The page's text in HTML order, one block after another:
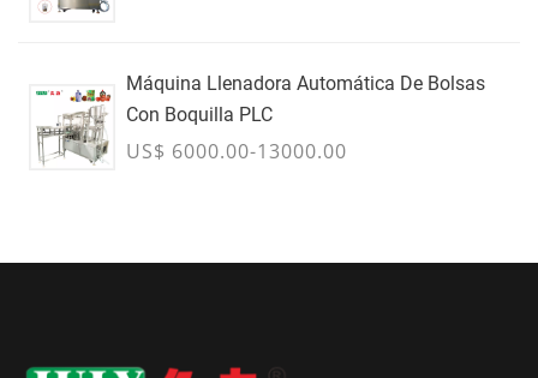
Máquina Llenadora Automática De Bolsas
Con Boquilla PLC
US$ 6000.00-13000.00